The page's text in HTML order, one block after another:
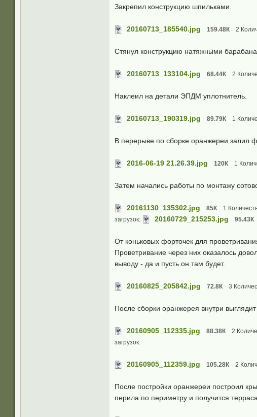
Закрепил конструкцию шпильками.
20160713_185540.jpg 159.48К 2
Стянул конструкцию натяжными
20160713_133104.jpg 68.44К 2
Наклеил на детали ЭПДМ уплотнитель.
20160713_190319.jpg 89.79К 1
В перерыве по сборке оранжереи залил
2016-06-19 21.26.39.jpg 120К 1
Затем начались работы по монтажу
20161130_135302.jpg 85К 1
загрузок:
20160729_215253.jpg 95.43К
От коньковых форточек для
Проветривание через них оказалось
выводу - да и пусть он там будет.
20160825_205842.jpg 72.8К 3
После сборки оранжерея внутри выглядит
20160905_112335.jpg 88.38К 2
загрузок:
20160905_112359.jpg 105.28К 2
После постройки оранжереи построил
перила по периметру и получится терраса.